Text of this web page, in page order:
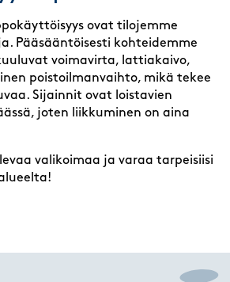
ovat tilojemme
Pääsääntöisesti kohteidemme
voimavirta, lattiakaivo,
poistoilmanvaihto, mikä tekee
Sijainnit ovat loistavien
joten liikkuminen on aina
valikoimaa ja varaa tarpeisiisi